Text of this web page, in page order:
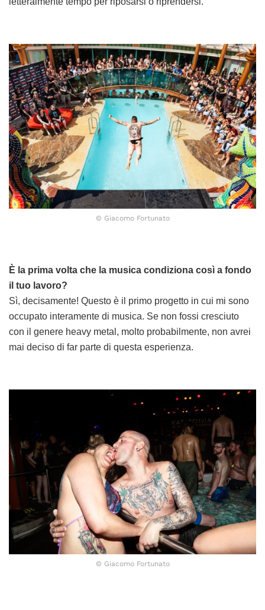
© Giacomo Fortunato
È la prima volta che la musica condiziona così a fondo
il tuo lavoro?
Sì, decisamente! Questo è il primo progetto in cui mi sono
occupato interamente di musica. Se non fossi cresciuto
con il genere heavy metal, molto probabilmente, non avrei
mai deciso di far parte di questa esperienza.
© Giacomo Fortunato